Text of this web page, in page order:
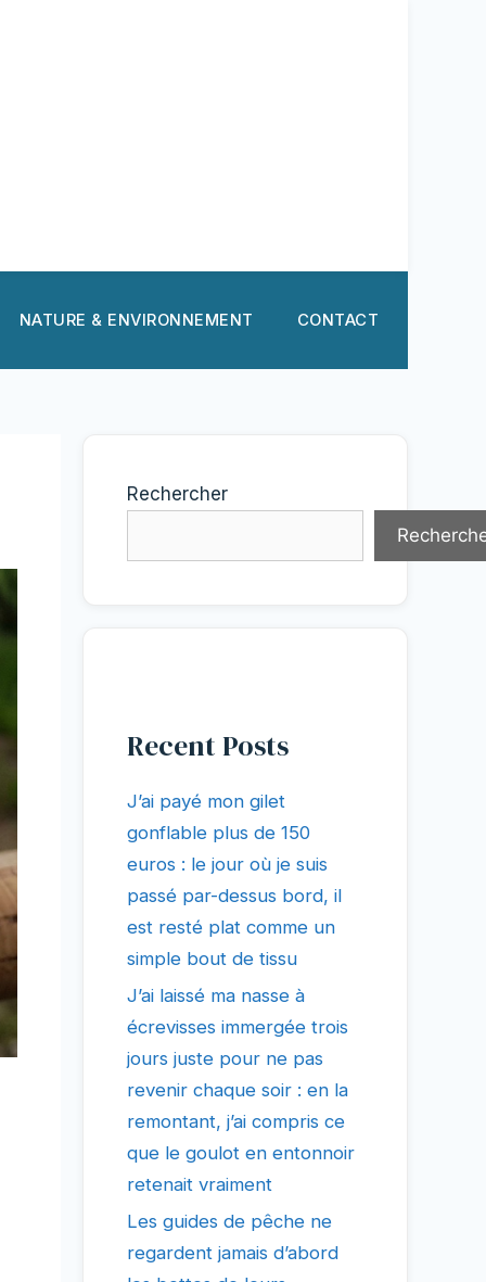
NATURE & ENVIRONNEMENT CONTACT
Rechercher
Recent Posts
J’ai payé mon gilet
gonflable plus de 150
euros : le jour où je suis
passé par-dessus bord, il
est resté plat comme un
simple bout de tissu
J’ai laissé ma nasse à
écrevisses immergée trois
jours juste pour ne pas
revenir chaque soir : en la
remontant, j’ai compris ce
que le goulot en entonnoir
retenait vraiment
Les guides de pêche ne
regardent jamais d’abord